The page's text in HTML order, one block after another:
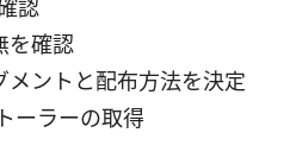
認
を確認
メントと配布方法を決定
ーラーの取得